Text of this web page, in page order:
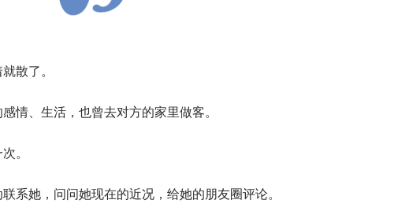
散了。
情、生活，也曾去对方的家里做客。
。
系她，问问她现在的近况，给她的朋友圈评论。